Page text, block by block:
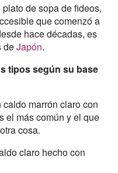
de sopa de fideos,
que comenzó a
hace décadas, es
deJapón.
tipos según su base
marrón claro con
el más común y el que
cosa.
claro hecho con